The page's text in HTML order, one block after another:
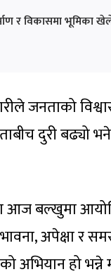
र विकासमा भूमिका
जनताको
दुरी बढ्यो
बल्खुमा
अपेक्षा र
अभियान हो भन्ने